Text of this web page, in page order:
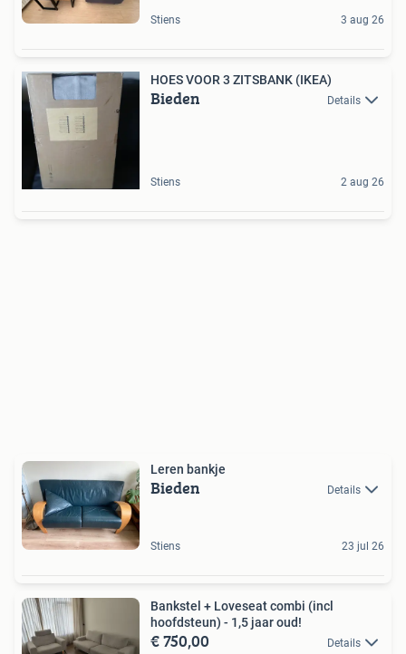
Stiens 3 aug 26
HOES VOOR 3 ZITSBANK (IKEA)
Bieden Details
Stiens 2 aug 26
Leren bankje
Bieden Details
Stiens 23 jul 26
Bankstel + Loveseat combi (incl
hoofdsteun) - 1,5 jaar oud!
€ 750,00 Details